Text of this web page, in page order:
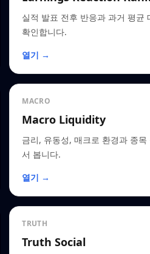
실적 발표 전후 반응과 과거 평균
확인합니다.
열기 →
MACRO
Macro Liquidity
금리, 유동성, 매크로 환경과 종목
서 봅니다.
열기 →
TRUTH
Truth Social